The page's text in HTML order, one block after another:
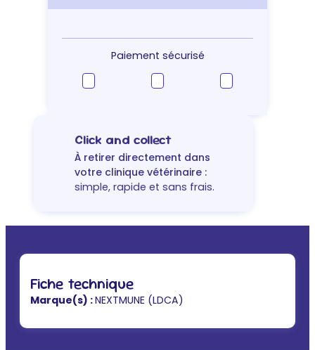
Oil
huile
articulaire
Paiement sécurisé
Click and collect
À retirer directement dans
votre clinique vétérinaire :
simple, rapide et sans frais.
Fiche technique
Marque(s) :NEXTMUNE (LDCA)